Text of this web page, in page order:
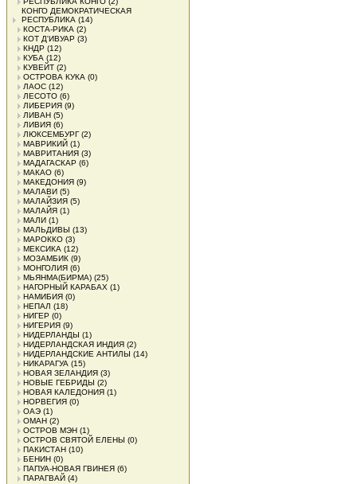
КОНГО ДЕМОКРАТИЧЕСКАЯ
РЕСПУБЛИКА (14)
КОСТА-РИКА (2)
КОТ Д'ИВУАР (3)
КНДР (12)
КУБА (12)
КУВЕЙТ (2)
ОСТРОВА КУКА (0)
ЛАОС (12)
ЛЕСОТО (6)
ЛИБЕРИЯ (9)
ЛИВАН (5)
ЛИВИЯ (6)
ЛЮКСЕМБУРГ(2)
МАВРИКИЙ (1)
МАВРИТАНИЯ (3)
МАДАГАСКАР (6)
МАКАО (6)
МАКЕДОНИЯ (9)
МАЛАВИ (5)
МАЛАЙЗИЯ (5)
МАЛАЙЯ (1)
МАЛИ (1)
МАЛЬДИВЫ (13)
МАРОККО (3)
МЕКСИКА (12)
МОЗАМБИК (9)
МОНГОЛИЯ (6)
МЬЯНМА(БИРМА) (25)
НАГОРНЫЙ КАРАБАХ (1)
НАМИБИЯ (0)
НЕПАЛ (18)
НИГЕР (0)
НИГЕРИЯ (9)
НИДЕРЛАНДЫ (1)
НИДЕРЛАНДСКАЯ ИНДИЯ (2)
НИДЕРЛАНДСКИЕ АНТИЛЫ (14)
НИКАРАГУА (15)
НОВАЯ ЗЕЛАНДИЯ (3)
НОВЫЕ ГЕБРИДЫ (2)
НОВАЯ КАЛЕДОНИЯ (1)
НОРВЕГИЯ (0)
ОАЭ (1)
ОМАН (2)
ОСТРОВ МЭН (1)
ОСТРОВ СВЯТОЙ ЕЛЕНЫ (0)
ПАКИСТАН (10)
БЕНИН (0)
ПАПУА-НОВАЯ ГВИНЕЯ (6)
ПАРАГВАЙ (4)